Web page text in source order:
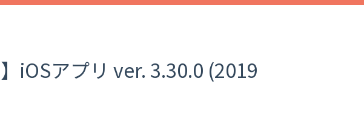
iOSアプリ ver. 3.30.0 (2019